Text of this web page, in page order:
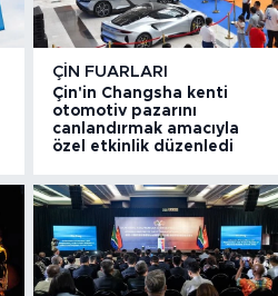
ÇIN FUARLARI
Çin'in Changsha kenti
otomotiv pazarını
canlandırmak amacıyla
özel etkinlik düzenledi